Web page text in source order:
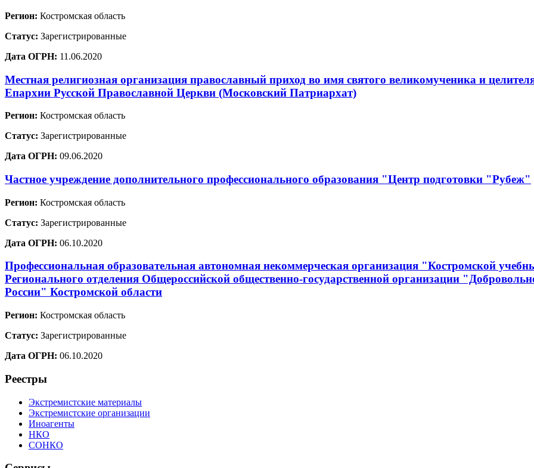
Регион: Костромская область
Статус: Зарегистрированные
Дата ОГРН: 11.06.2020
Местная религиозная организация православный приход во имя святого великомученика и
Епархии Русской Православной Церкви (Московский Патриархат)
Регион: Костромская область
Статус: Зарегистрированные
Дата ОГРН: 09.06.2020
Частное учреждение дополнительного профессионального образования "Центр подготовки "Рубеж"
Регион: Костромская область
Статус: Зарегистрированные
Дата ОГРН: 06.10.2020
Профессиональная образовательная автономная некоммерческая организация "Костромской
Регионального отделения Общероссийской общественно-государственной организации
России" Костромской области
Регион: Костромская область
Статус: Зарегистрированные
Дата ОГРН: 06.10.2020
Реестры
Экстремистские материалы
Экстремистские организации
Иноагенты
НКО
СОНКО